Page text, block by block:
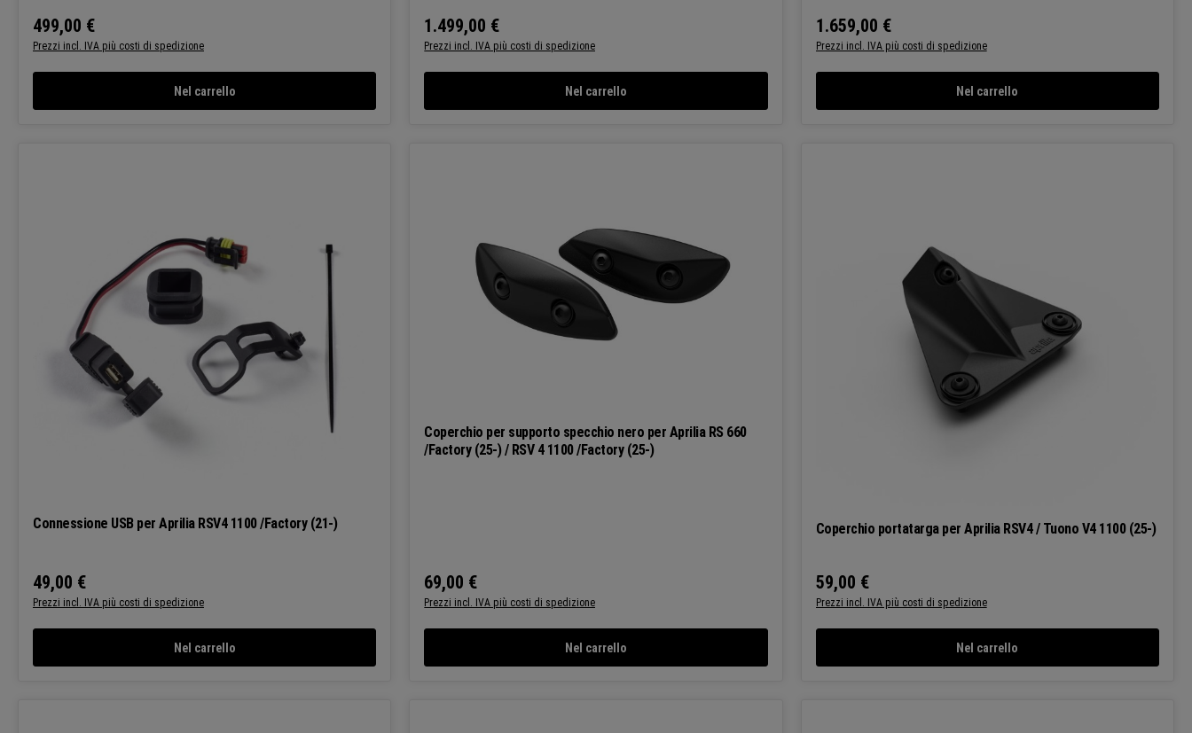
Prezzo normale:
499,00 €
Prezzi incl. IVA più costi di spedizione
Nel carrello
Prezzo normale:
1.499,00 €
Prezzi incl. IVA più costi di spedizione
Nel carrello
Prezzo normale:
1.659,00 €
Prezzi incl. IVA più costi di spedizione
Nel carrello
Connessione USB per Aprilia RSV4 1100 /Factory (21-)
Prezzo normale:
49,00 €
Prezzi incl. IVA più costi di spedizione
Nel carrello
Coperchio per supporto specchio nero per Aprilia RS 660
/Factory (25-) / RSV 4 1100 /Factory (25-)
Prezzo normale:
69,00 €
Prezzi incl. IVA più costi di spedizione
Nel carrello
Coperchio portatarga per Aprilia RSV4 / Tuono V4 1100 (25-)
Prezzo normale:
59,00 €
Prezzi incl. IVA più costi di spedizione
Nel carrello